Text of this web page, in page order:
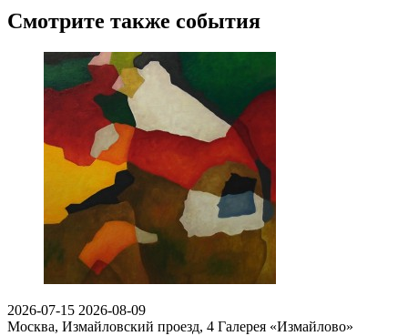
Смотрите также события
2026-07-15 2026-08-09
Москва, Измайловский проезд, 4 Галерея «Измайлово»